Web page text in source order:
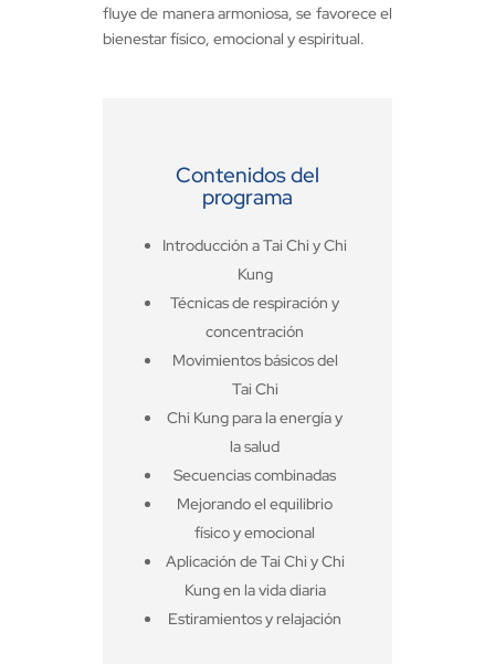
fluye de manera armoniosa, se favorece el
bienestar físico, emocional y espiritual.
Contenidos del
programa
Introducción a Tai Chi y Chi
Kung
Técnicas de respiración y
concentración
Movimientos básicos del
Tai Chi
Chi Kung para la energía y
la salud
Secuencias combinadas
Mejorando el equilibrio
físico y emocional
Aplicación de Tai Chi y Chi
Kung en la vida diaria
Estiramientos y relajación